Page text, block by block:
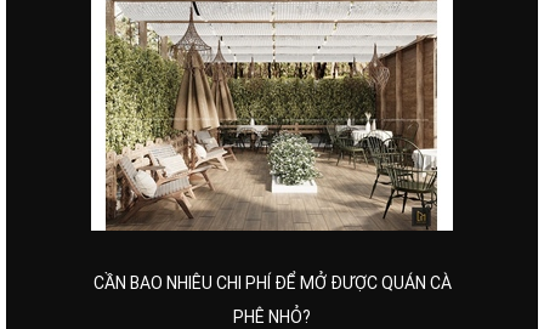
CẦN BAO NHIÊU CHI PHÍ ĐỂ MỞ ĐƯỢC QUÁN CÀ
PHÊ NHỎ?